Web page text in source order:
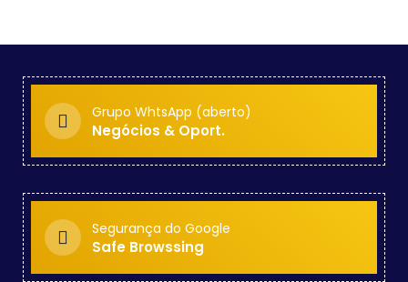
Grupo WhtsApp (aberto)
Negócios & Oport.
Segurança do Google
Safe Browssing